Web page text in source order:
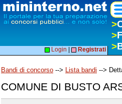
>
>
>
Login Registrati
Bandi di concorso --> Lista bandi -->
COMUNE DI BUSTO